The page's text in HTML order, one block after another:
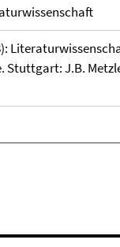
Stuttgart: J.B.